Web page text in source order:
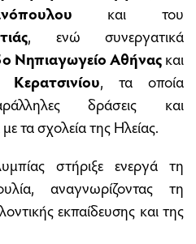
και του
, ενώ συνεργατικά
Νηπιαγωγείο Αθήναςκαι
, τα οποία
δράσεις και
τα σχολεία της Ηλείας.
στήριξε ενεργά τη
αναγνωρίζοντας τη
εκπαίδευσης και της